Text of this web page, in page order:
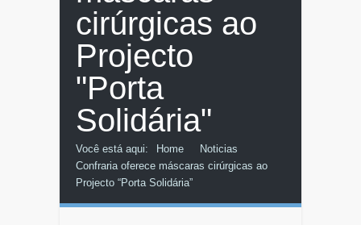
cirúrgicas ao
Projecto
"Porta
Solidária"
Você está aqui: Home
Noticias
Confraria oferece máscaras cirúrgicas ao
Projecto “Porta Solidária”